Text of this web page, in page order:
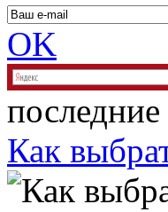
OK
Как